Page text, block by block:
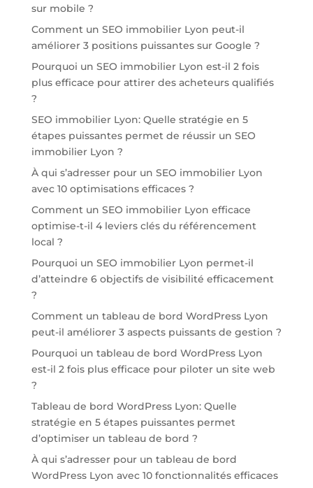
sur mobile ?
Comment un SEO immobilier Lyon peut-il
améliorer 3 positions puissantes sur Google ?
Pourquoi un SEO immobilier Lyon est-il 2 fois
plus efficace pour attirer des acheteurs qualifiés
?
SEO immobilier Lyon: Quelle stratégie en 5
étapes puissantes permet de réussir un SEO
immobilier Lyon ?
À qui s’adresser pour un SEO immobilier Lyon
avec 10 optimisations efficaces ?
Comment un SEO immobilier Lyon efficace
optimise-t-il 4 leviers clés du référencement
local ?
Pourquoi un SEO immobilier Lyon permet-il
d’atteindre 6 objectifs de visibilité efficacement
?
Comment un tableau de bord WordPress Lyon
peut-il améliorer 3 aspects puissants de gestion ?
Pourquoi un tableau de bord WordPress Lyon
est-il 2 fois plus efficace pour piloter un site web
?
Tableau de bord WordPress Lyon: Quelle
stratégie en 5 étapes puissantes permet
d’optimiser un tableau de bord ?
À qui s’adresser pour un tableau de bord
WordPress Lyon avec 10 fonctionnalités efficaces